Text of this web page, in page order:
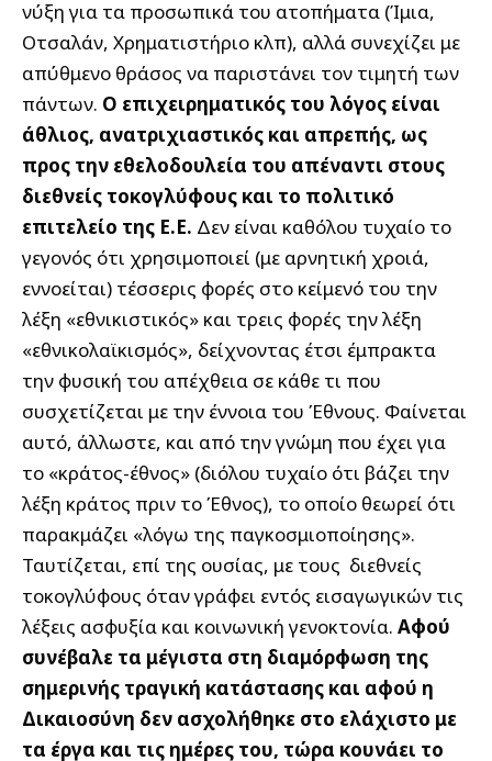
νύξη για τα προσωπικά του ατοπήματα (Ίμια,
Οτσαλάν, Χρηματιστήριο κλπ), αλλά συνεχίζει με
απύθμενο θράσος να παριστάνει τον τιμητή των
πάντων. Ο επιχειρηματικός του λόγος είναι
άθλιος, ανατριχιαστικός και απρεπής, ως
προς την εθελοδουλεία του απέναντι στους
διεθνείς τοκογλύφους και το πολιτικό
επιτελείο της Ε.Ε. Δεν είναι καθόλου τυχαίο το
γεγονός ότι χρησιμοποιεί (με αρνητική χροιά,
εννοείται) τέσσερις φορές στο κείμενό του την
λέξη «εθνικιστικός» και τρεις φορές την λέξη
«εθνικολαϊκισμός», δείχνοντας έτσι έμπρακτα
την φυσική του απέχθεια σε κάθε τι που
συσχετίζεται με την έννοια του Έθνους. Φαίνεται
αυτό, άλλωστε, και από την γνώμη που έχει για
το «κράτος-έθνος» (διόλου τυχαίο ότι βάζει την
λέξη κράτος πριν το Έθνος), το οποίο θεωρεί ότι
παρακμάζει «λόγω της παγκοσμιοποίησης».
Ταυτίζεται, επί της ουσίας, με τους διεθνείς
τοκογλύφους όταν γράφει εντός εισαγωγικών τις
λέξεις ασφυξία και κοινωνική γενοκτονία. Αφού
συνέβαλε τα μέγιστα στη διαμόρφωση της
σημερινής τραγική κατάστασης και αφού η
Δικαιοσύνη δεν ασχολήθηκε στο ελάχιστο με
τα έργα και τις ημέρες του, τώρα κουνάει το